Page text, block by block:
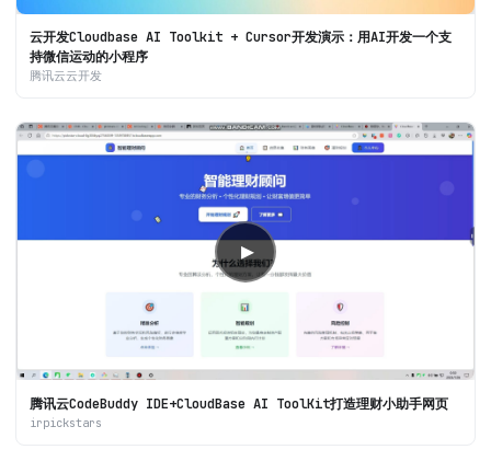
云开发Cloudbase AI Toolkit + Cursor开发演示：用AI开发一个支
持微信运动的小程序
腾讯云云开发
▶
腾讯云CodeBuddy IDE+CloudBase AI ToolKit打造理财小助手网页
irpickstars